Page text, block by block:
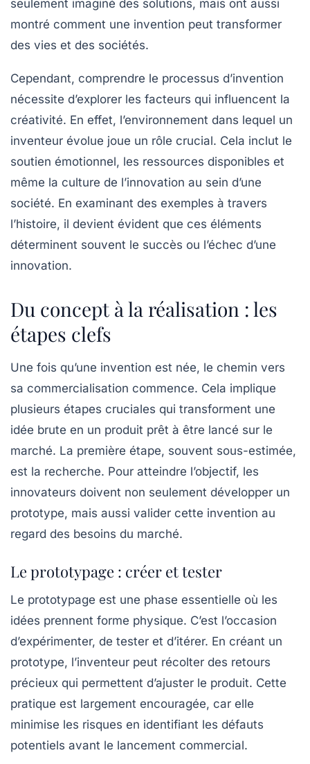
seulement imaginé des solutions, mais ont aussi
montré comment une invention peut transformer
des vies et des sociétés.
Cependant, comprendre le processus d’invention
nécessite d’explorer les facteurs qui influencent la
créativité. En effet, l’environnement dans lequel un
inventeur évolue joue un rôle crucial. Cela inclut le
soutien émotionnel, les ressources disponibles et
même la culture de l’innovation au sein d’une
société. En examinant des exemples à travers
l’histoire, il devient évident que ces éléments
déterminent souvent le succès ou l’échec d’une
innovation.
Du concept à la réalisation : les
étapes clefs
Une fois qu’une invention est née, le chemin vers
sa commercialisation commence. Cela implique
plusieurs étapes cruciales qui transforment une
idée brute en un produit prêt à être lancé sur le
marché. La première étape, souvent sous-estimée,
est la recherche. Pour atteindre l’objectif, les
innovateurs doivent non seulement développer un
prototype, mais aussi valider cette invention au
regard des besoins du marché.
Le prototypage : créer et tester
Le prototypage est une phase essentielle où les
idées prennent forme physique. C’est l’occasion
d’expérimenter, de tester et d’itérer. En créant un
prototype, l’inventeur peut récolter des retours
précieux qui permettent d’ajuster le produit. Cette
pratique est largement encouragée, car elle
minimise les risques en identifiant les défauts
potentiels avant le lancement commercial.